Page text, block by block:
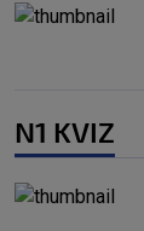
N1 KVIZ